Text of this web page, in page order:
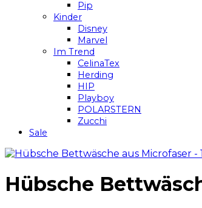
Pip
Kinder
Disney
Marvel
Im Trend
CelinaTex
Herding
HIP
Playboy
POLARSTERN
Zucchi
Sale
Hübsche